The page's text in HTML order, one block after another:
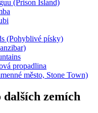
(Prison Island)
(Pohyblivé písky)
propadlina
město, Stone Town)
zemích